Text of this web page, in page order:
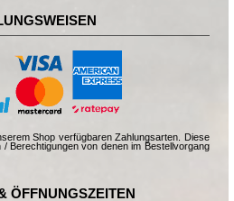
Shop verfügbaren Zahlungsarten. Diese
Berechtigungen von denen im Bestellvorgang
ÖFFNUNGSZEITEN